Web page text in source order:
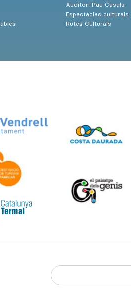
Auditori Pau Casals
Espectacles culturals
Rutes Culturals